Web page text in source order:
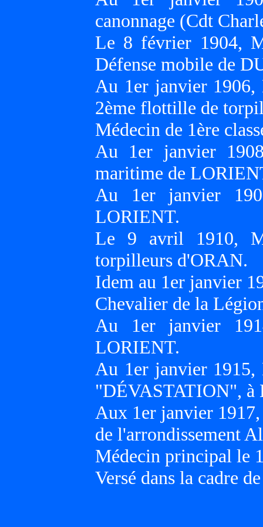
canonnage (Cdt
Le 8 février 1904,
Défense mobile de
Au 1er janvier 1906,
2ème flottille de
Médecin de 1ère
Au 1er janvier
maritime de
Au 1er janvier
LORIENT.
Le 9 avril 1910,
torpilleurs d'ORAN.
Idem au 1er janvier
Chevalier de la
Au 1er janvier
LORIENT.
Au 1er janvier 1915,
"DÉVASTATION", à
Aux 1er janvier
de l'arrondissement
Médecin principal le
Versé dans la cadre